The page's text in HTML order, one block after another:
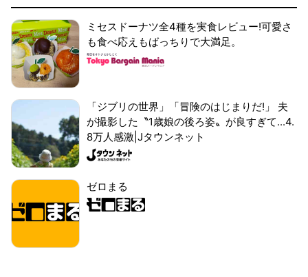
ミセスドーナツ全4種を実食レビュー!可愛さ
も食べ応えもばっちりで大満足。
「ジブリの世界」「冒険のはじまりだ!」 夫
が撮影した〝1歳娘の後ろ姿〟が良すぎて...4.
8万人感激|Jタウンネット
ゼロまる